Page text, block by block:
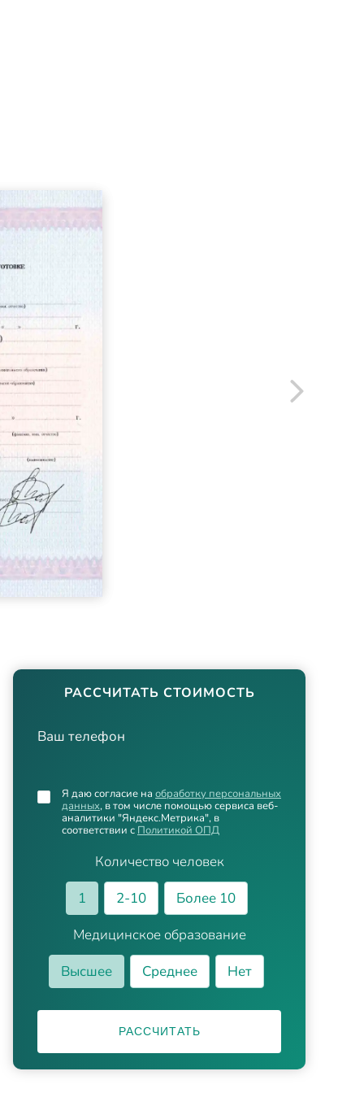
РАССЧИТАТЬ СТОИМОСТЬ
Ваш телефон
Количество человек
1
2-10
Более 10
Медицинское образование
Высшее
Среднее Нет
Я даю согласие на обработку персональных
данных, в том числе помощью сервиса веб-
аналитики "Яндекс.Метрика", в
соответствии с Политикой ОПД
РАССЧИТАТЬ